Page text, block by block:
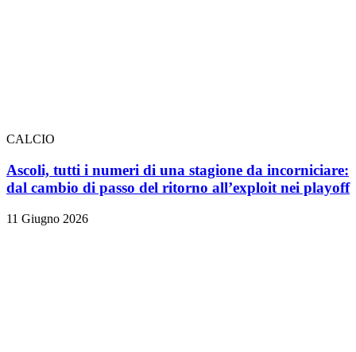
CALCIO
Ascoli, tutti i numeri di una stagione da incorniciare:
dal cambio di passo del ritorno all’exploit nei playoff
11 Giugno 2026